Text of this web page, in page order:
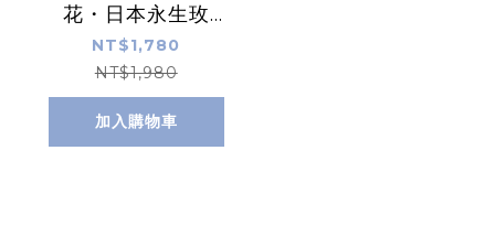
花・日本永生玫
瑰・可宅配（外縣
市限本島)
NT$1,780
NT$1,980
加入購物車